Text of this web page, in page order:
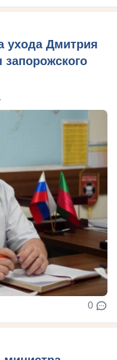
ухода Дмитрия
запорожского
0